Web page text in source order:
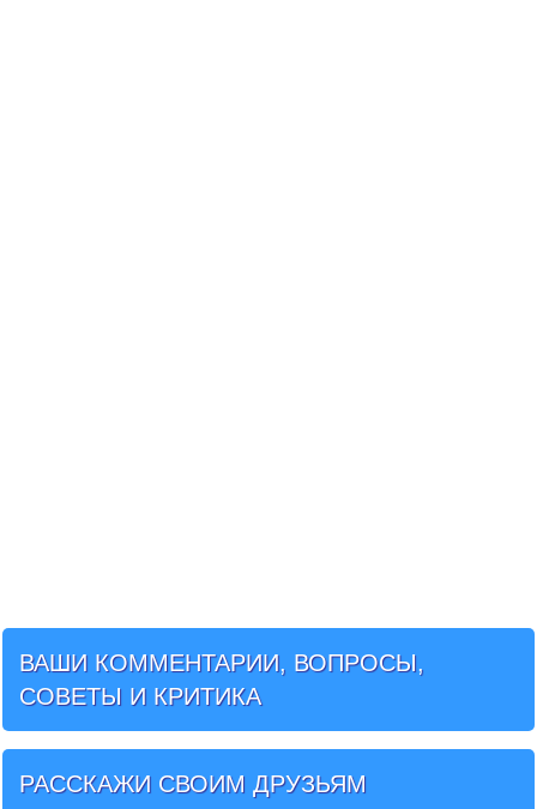
ВАШИ КОММЕНТАРИИ, ВОПРОСЫ,
СОВЕТЫ И КРИТИКА
РАССКАЖИ СВОИМ ДРУЗЬЯМ